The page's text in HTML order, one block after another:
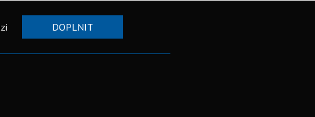
DOPLNIT